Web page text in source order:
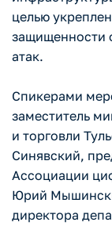
целью
защищенности
атак.
Спикерами
заместитель
и торговли
Синявский,
Ассоциации
Юрий
директора